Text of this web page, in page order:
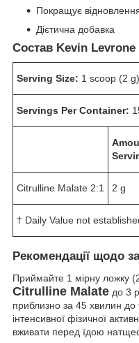
Покращує
Дієтична добавка
Состав Kevin
Serving Size: 1 scoop (2 g)
Servings Per Container:
Citrulline Malate 2:1 2 g
† Daily Value not
Рекомендації щодо
Приймайте 1 мірну ложку
Citrulline Malate до 3
приблизно за 45 хвилин до
інтенсивної фізичної
вживати перед їдою